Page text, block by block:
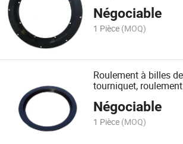
tournant anneau de
Négociable
1 Pièce (MOQ)
Roulement à billes
tourniquet,
16L/1050
Négociable
1 Pièce (MOQ)